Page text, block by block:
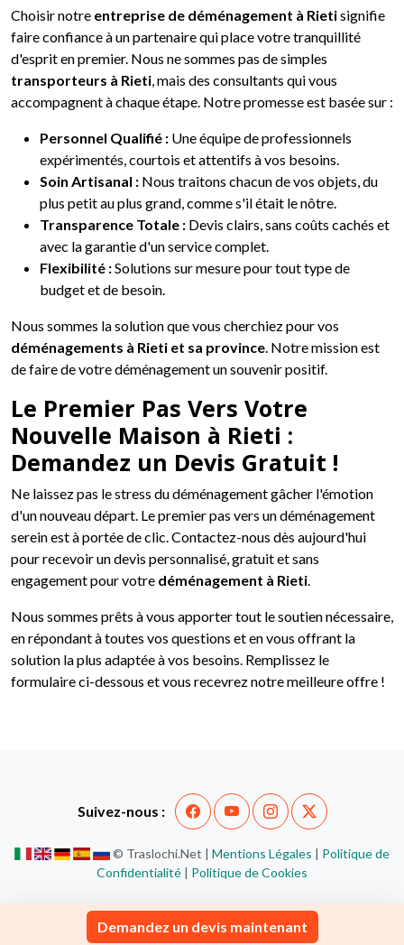
Choisir notre entreprise de déménagement à Rietisignifie
faire confiance à un partenaire qui place votre tranquillité
d'esprit en premier. Nous ne sommes pas de simples
transporteurs à Rieti , mais des consultants qui vous
accompagnent à chaque étape. Notre promesse est basée sur :
Personnel Qualifié : Une équipe de professionnels
expérimentés, courtois et attentifs à vos besoins.
Soin Artisanal : Nous traitons chacun de vos objets, du
plus petit au plus grand, comme s'il était le nôtre.
Transparence Totale : Devis clairs, sans coûts cachés et
avec la garantie d'un service complet.
Flexibilité :Solutions sur mesure pour tout type de
budget et de besoin.
Nous sommes la solution que vous cherchiez pour vos
déménagements à Rieti et sa province . Notre mission est
de faire de votre déménagement un souvenir positif.
Le Premier Pas Vers Votre
Nouvelle Maison à Rieti :
Demandez un Devis Gratuit !
Ne laissez pas le stress du déménagement gâcher l'émotion
d'un nouveau départ. Le premier pas vers un déménagement
serein est à portée de clic. Contactez-nous dès aujourd'hui
pour recevoir un devis personnalisé, gratuit et sans
engagement pour votre déménagement à Rieti
Nous sommes prêts à vous apporter tout le soutien nécessaire,
en répondant à toutes vos questions et en vous offrant la
solution la plus adaptée à vos besoins. Remplissez le
formulaire ci-dessous et vous recevrez notre meilleure offre !
Suivez-nous :
© Traslochi.Net | Mentions Légales | Politique de
Confidentialité | Politique de Cookies
Demandez un devis maintenant